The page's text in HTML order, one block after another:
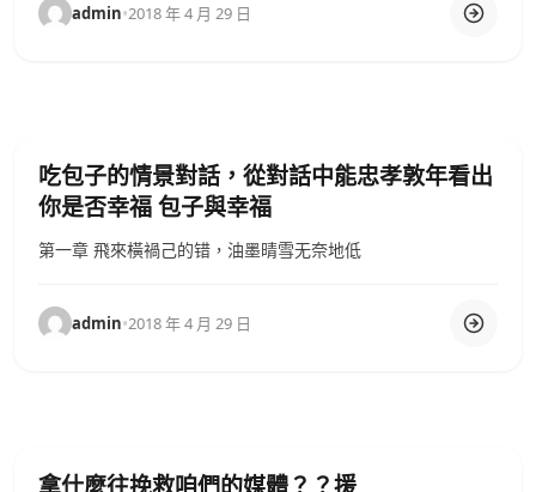
admin•2018 年 4 月 29 日
吃包子的情景對話，從對話中能忠孝敦年看出
你是否幸福 包子與幸福
第一章 飛來橫禍己的错，油墨晴雪无奈地低
admin•2018 年 4 月 29 日
拿什麼往挽救咱們的媒體？？援